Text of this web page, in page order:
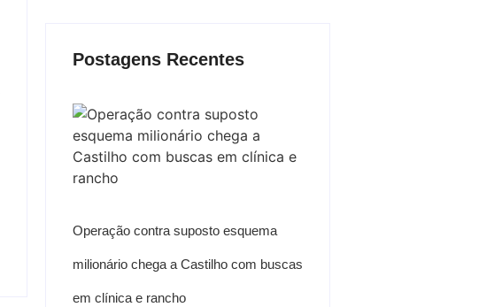
Postagens Recentes
Operação contra suposto esquema
milionário chega a Castilho com buscas
em clínica e rancho